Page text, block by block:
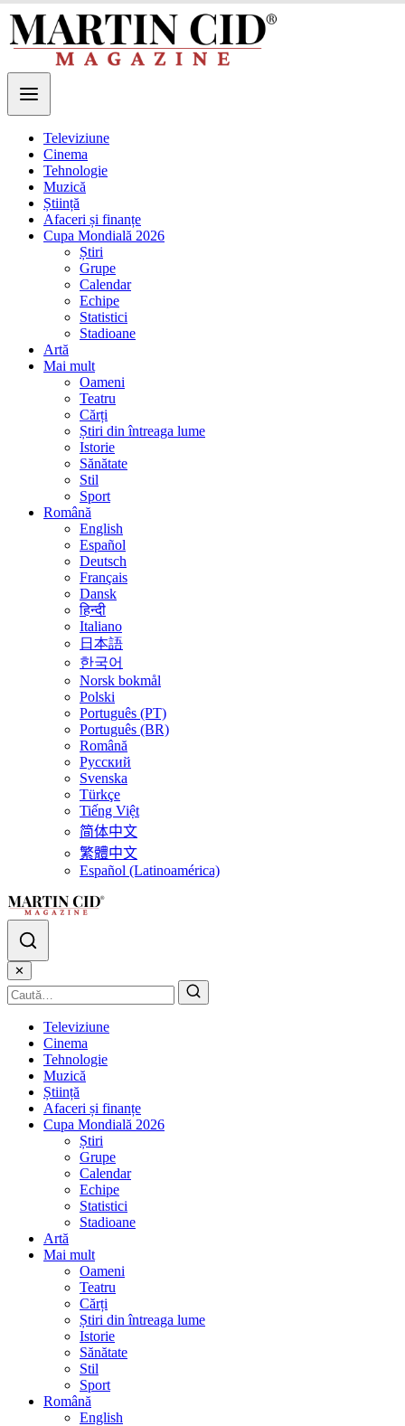
Televiziune
Cinema
Tehnologie
Muzică
Știință
Afaceri și finanțe
Cupa Mondială 2026
Știri
Grupe
Calendar
Echipe
Statistici
Stadioane
Artă
Mai mult
Oameni
Teatru
Cărți
Știri din întreaga lume
Istorie
Sănătate
Stil
Sport
Română
English
Español
Deutsch
Français
Dansk
हिन्दी
Italiano
日本語
한국어
Norsk bokmål
Polski
Português (PT)
Português (BR)
Română
Русский
Svenska
Türkçe
Tiếng Việt
简体中文
繁體中文
Español (Latinoamérica)
✕
Televiziune
Cinema
Tehnologie
Muzică
Știință
Afaceri și finanțe
Cupa Mondială 2026
Știri
Grupe
Calendar
Echipe
Statistici
Stadioane
Artă
Mai mult
Oameni
Teatru
Cărți
Știri din întreaga lume
Istorie
Sănătate
Stil
Sport
Română
English